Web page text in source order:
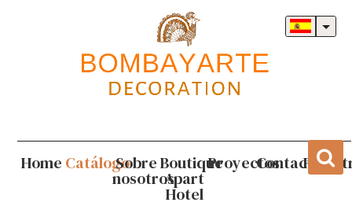
Home CatálogoSobre
nosotros
Boutique
Apart
Hotel
ProyectosContacto